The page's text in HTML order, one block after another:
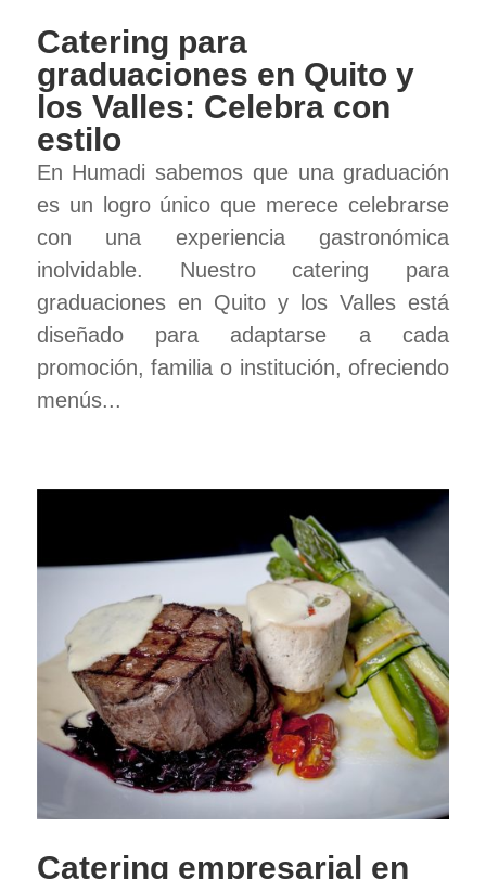
Catering para
graduaciones en Quito y
los Valles: Celebra con
estilo
En Humadi sabemos que una graduación
es un logro único que merece celebrarse
con una experiencia gastronómica
inolvidable. Nuestro catering para
graduaciones en Quito y los Valles está
diseñado para adaptarse a cada
promoción, familia o institución, ofreciendo
menús...
Catering empresarial en